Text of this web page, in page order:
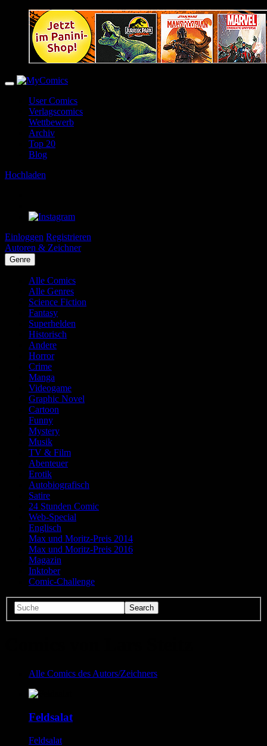
User Comics
Verlagscomics
Wettbewerb
Archiv
Top 20
Blog
Hochladen
Einloggen Registrieren
Autoren & Zeichner
Genre
Alle Comics
Alle Genres
Science Fiction
Fantasy
Superhelden
Historisch
Andere
Horror
Crime
Manga
Videogame
Graphic Novel
Cartoon
Funny
Mystery
Musik
TV & Film
Abenteuer
Erotik
Autobiografisch
Satire
24 Stunden Comic
Web-Special
Englisch
Max und Moritz-Preis 2014
Max und Moritz-Preis 2016
Magazin
Inktober
Comic-Challenge
Alle Comics des Autors/Zeichners
Feldsalat
Feldsalat